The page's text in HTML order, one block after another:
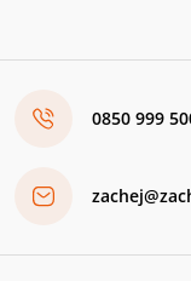
0850 999